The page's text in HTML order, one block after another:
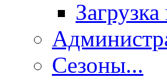
Сезоны...